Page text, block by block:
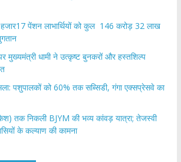
पेंशन लाभार्थियों को कुल 146 करोड़ 32 लाख
मुख्यमंत्री धामी ने उत्कृष्ट बुनकरों और हस्तशिल्प
पशुपालकों को 60% तक सब्सिडी, गंगा एक्सप्रेसवे का
तक निकली BJYM की भव्य कांवड़ यात्रा; तेजस्वी
के कल्याण की कामना